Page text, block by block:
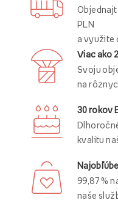
PLN
a využite
Viac ako
Svoju
na
30 rokov
kvalitu
99,87 %
naše